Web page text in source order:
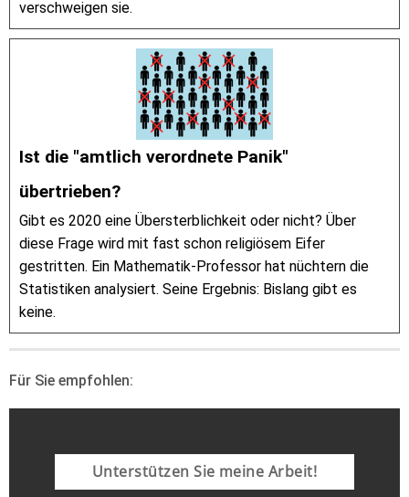
verschweigen sie.
Ist die "amtlich verordnete Panik"
übertrieben?
Gibt es 2020 eine Übersterblichkeit oder nicht? Über
diese Frage wird mit fast schon religiösem Eifer
gestritten. Ein Mathematik-Professor hat nüchtern die
Statistiken analysiert. Seine Ergebnis: Bislang gibt es
keine.
Für Sie empfohlen:
Unterstützen Sie meine Arbeit!